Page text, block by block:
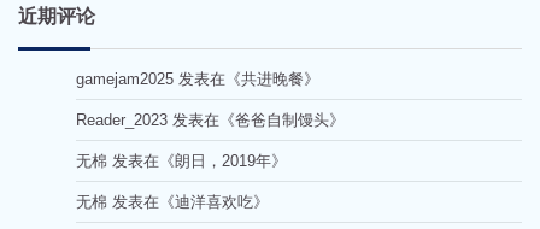
近期评论
gamejam2025 发表在《共进晚餐》
Reader_2023 发表在《爸爸自制馒头》
无棉 发表在《朗日，2019年》
无棉 发表在《迪洋喜欢吃》